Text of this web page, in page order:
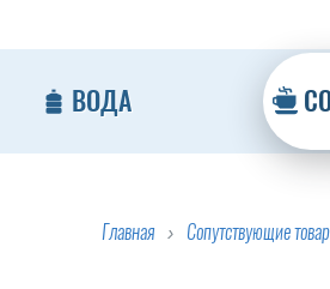
ВОДА
Главная Сопутствующие